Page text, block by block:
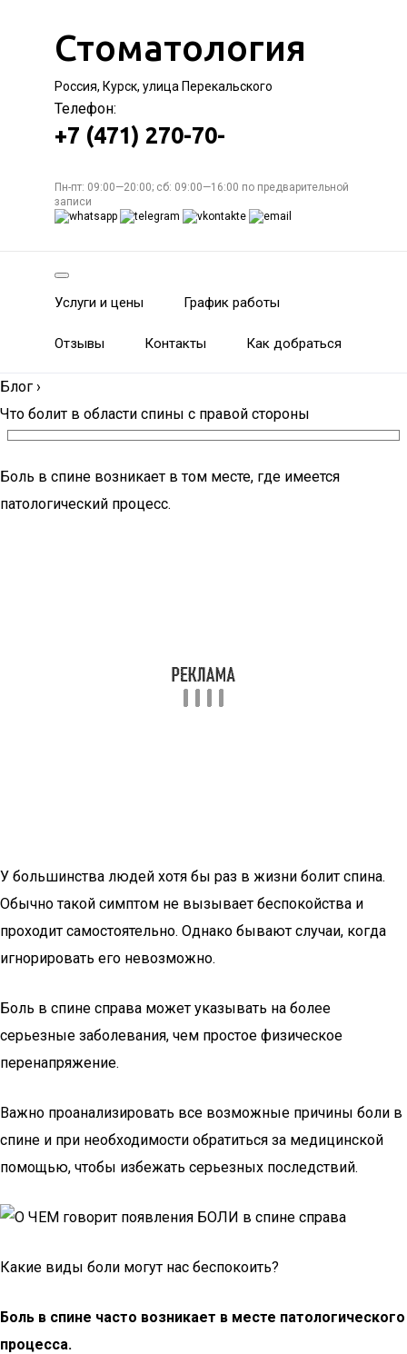
Стоматология
Россия, Курск, улица Перекальского
Телефон:
+7 (471) 270-70-
Пн-пт: 09:00—20:00; сб: 09:00—16:00 по предварительной
записи
Услуги и цены График работы
Отзывы Контакты Как добраться
Блог ›
Что болит в области спины с правой стороны
Боль в спине возникает в том месте, где имеется
патологический процесс.
У большинства людей хотя бы раз в жизни болит спина.
Обычно такой симптом не вызывает беспокойства и
проходит самостоятельно. Однако бывают случаи, когда
игнорировать его невозможно.
Боль в спине справа может указывать на более
серьезные заболевания, чем простое физическое
перенапряжение.
Важно проанализировать все возможные причины боли в
спине и при необходимости обратиться за медицинской
помощью, чтобы избежать серьезных последствий.
Какие виды боли могут нас беспокоить?
Боль в спине часто возникает в месте патологического
процесса.